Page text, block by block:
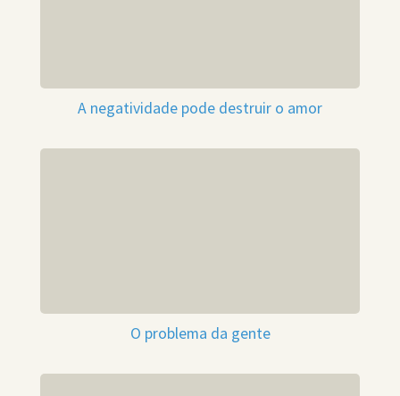
A negatividade pode destruir o amor
O problema da gente